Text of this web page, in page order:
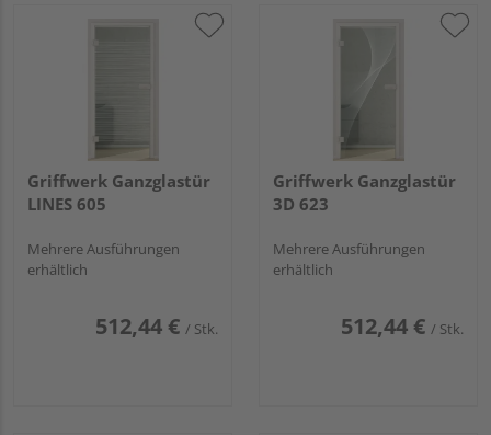
Griffwerk Ganzglastür
LINES 605
Mehrere Ausführungen
erhältlich
512,44 € / Stk.
Griffwerk Ganzglastür
3D 623
Mehrere Ausführungen
erhältlich
512,44 € / Stk.